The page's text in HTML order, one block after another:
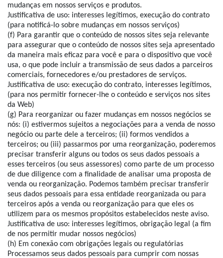
mudanças em nossos serviços e produtos.
Justificativa de uso: interesses legítimos, execução do contrato
(para notificá-lo sobre mudanças em nossos serviços)
(f) Para garantir que o conteúdo de nossos sites seja relevante
para assegurar que o conteúdo de nossos sites seja apresentado
da maneira mais eficaz para você e para o dispositivo que você
usa, o que pode incluir a transmissão de seus dados a parceiros
comerciais, fornecedores e/ou prestadores de serviços.
Justificativa de uso: execução do contrato, interesses legítimos,
(para nos permitir fornecer-lhe o conteúdo e serviços nos sites
da Web)
(g) Para reorganizar ou fazer mudanças em nossos negócios se
nós: (i) estivermos sujeitos a negociações para a venda de nosso
negócio ou parte dele a terceiros; (ii) formos vendidos a
terceiros; ou (iii) passarmos por uma reorganização, poderemos
precisar transferir alguns ou todos os seus dados pessoais a
esses terceiros (ou seus assessores) como parte de um processo
de due diligence com a finalidade de analisar uma proposta de
venda ou reorganização. Podemos também precisar transferir
seus dados pessoais para essa entidade reorganizada ou para
terceiros após a venda ou reorganização para que eles os
utilizem para os mesmos propósitos estabelecidos neste aviso.
Justificativa de uso: interesses legítimos, obrigação legal (a fim
de nos permitir mudar nossos negócios)
(h) Em conexão com obrigações legais ou regulatórias
Processamos seus dados pessoais para cumprir com nossas